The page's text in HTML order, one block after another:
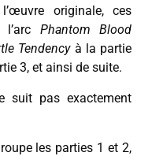
originale, ces
Phantom Blood
Tendencyà la partie
3, et ainsi de suite.
suit pas exactement
les parties 1 et 2,